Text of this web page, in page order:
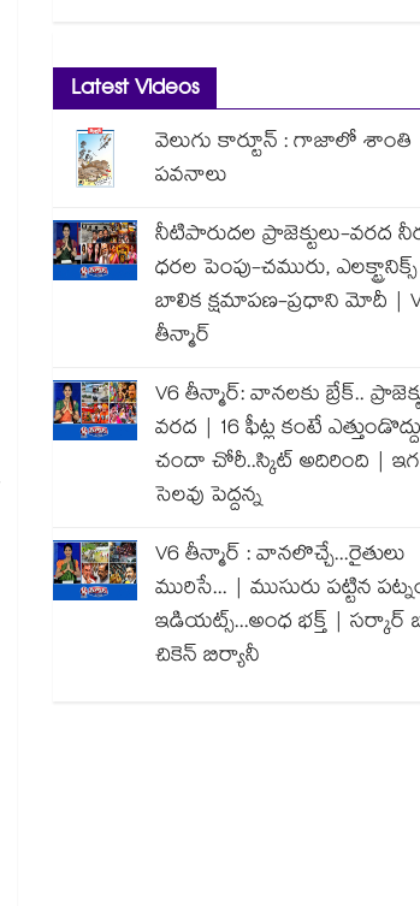
Latest Videos
వెలుగు కార్టూన్ : గాజాలో శాంతి
పవనాలు
నీటిపారుదల ప్రాజెక్టులు-వరద
ధరల పెంపు-చమురు,
బాలిక క్షమాపణ-ప్రధాని మోదీ |
తీన్మార్
V6 తీన్మార్: వానలకు బ్రేక్..
వరద | 16 ఫీట్ల కంటే
చందా చోరీ..స్కిట్ అదిరింది | ఇగ
సెలవు పెద్దన్న
V6 తీన్మార్ : వానలొచ్చే...రైతులు
మురిసే... | ముసురు పట్టిన
ఇడియట్స్...అంధ భక్త్ |
చికెన్ బిర్యానీ